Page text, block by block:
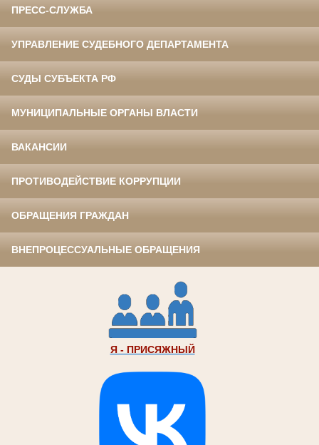
ПРЕСС-СЛУЖБА
УПРАВЛЕНИЕ СУДЕБНОГО ДЕПАРТАМЕНТА
СУДЫ СУБЪЕКТА РФ
МУНИЦИПАЛЬНЫЕ ОРГАНЫ ВЛАСТИ
ВАКАНСИИ
ПРОТИВОДЕЙСТВИЕ КОРРУПЦИИ
ОБРАЩЕНИЯ ГРАЖДАН
ВНЕПРОЦЕССУАЛЬНЫЕ ОБРАЩЕНИЯ
Я - ПРИСЯЖНЫЙ